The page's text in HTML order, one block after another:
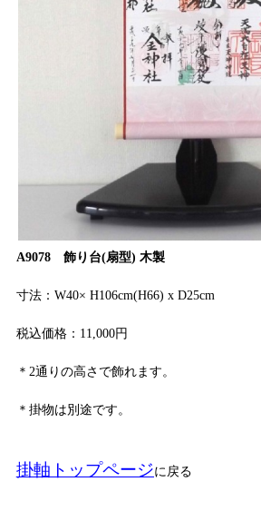
A9078 飾り台(扇型) 木製
寸法：W40× H106cm(H66) x D25cm
税込価格：11,000円
＊2通りの高さで飾れます。
＊掛物は別途です。
掛軸トップページに戻る